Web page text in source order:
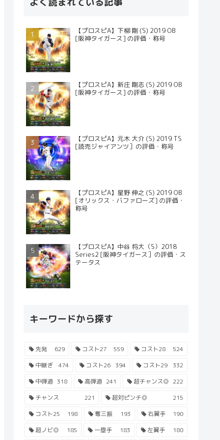
【プロスピA】下柳 剛 (S) 2019 OB
[阪神タイガース] の評価・称号
【プロスピA】新庄 剛志 (S) 2019 OB
[阪神タイガース] の評価・称号
【プロスピA】元木 大介 (S) 2019 TS
[読売ジャイアンツ］の評価・称号
【プロスピA】星野 伸之 (S) 2019 OB
[オリックス・バファローズ] の評価・
称号
【プロスピA】中谷 将大（S）2018
Series2 [阪神タイガース］の評価・ス
テータス
キーワードから探す
先発 629 コスト27 559 コスト28
524
中継ぎ
474 コスト26 394 コスト29
332
中弾道 318 高弾道 241 超チャンス◎ 222
チャンス
221 超対ピンチ◎
215
コスト25
198 奪三振 193 右翼手
190
超ノビ◎
185 一塁手 183 左翼手 180